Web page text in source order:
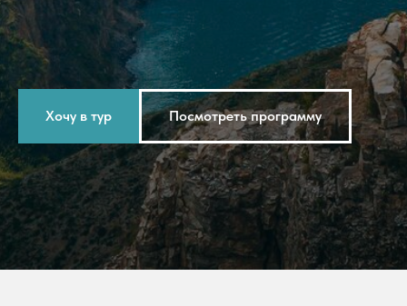
Хочу в тур Посмотреть программу